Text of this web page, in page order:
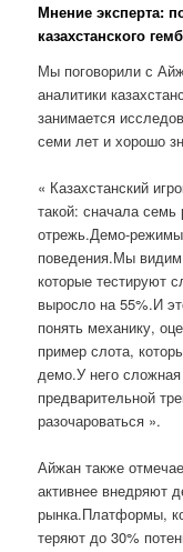
Мнение эксперта:
казахстанского
Мы поговорили с
аналитики
занимается
семи лет и хорошо
« Казахстанский
такой: сначала
отрежь.Демо-
поведения.Мы
которые тестируют
выросло на 55%.И
понять механику,
пример слота,
демо.У него
предварительной
разочароваться ».
Айжан также
активнее внедряют
рынка.Платформы,
теряют до 30%